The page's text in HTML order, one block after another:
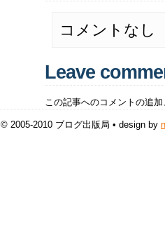
コメントなし
Leave
この記事へのコメントの追
© 2005-2010 ブログ出版局 • design by